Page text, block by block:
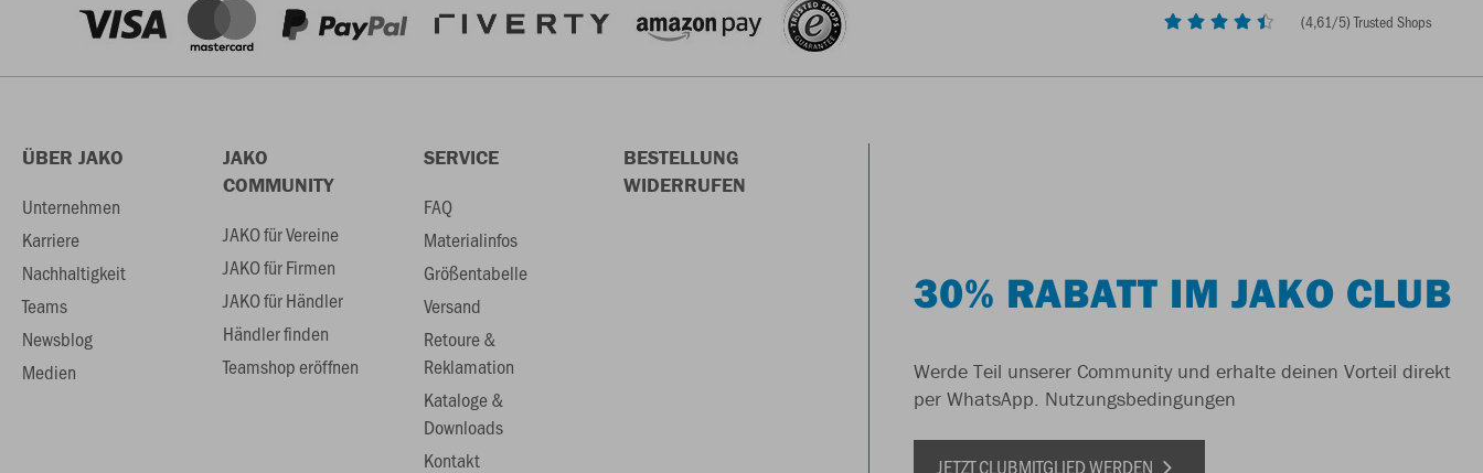
(4,61/5) Trusted Shops
ÜBER JAKO
Unternehmen
Karriere
Nachhaltigkeit
Teams
Newsblog
Medien
JAKO
COMMUNITY
JAKO für Vereine
JAKO für Firmen
JAKO für Händler
Händler finden
Teamshop eröffnen
SERVICE
FAQ
Materialinfos
Größentabelle
Versand
Retoure &
Reklamation
Kataloge &
Downloads
Kontakt
BESTELLUNG
WIDERRUFEN
30% RABATT IM JAKO CLUB
Werde Teil unserer Community und erhalte deinen Vorteil direkt
per WhatsApp. Nutzungsbedingungen
JETZT CLUBMITGLIED WERDEN